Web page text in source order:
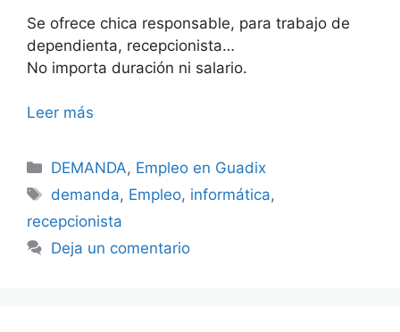
Se ofrece chica responsable, para trabajo de
dependienta, recepcionista…
No importa duración ni salario.
Leer más
Categorías
DEMANDA, Empleo en Guadix
Etiquetas
demanda, Empleo, informática,
recepcionista
Deja un comentario